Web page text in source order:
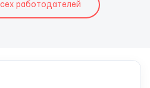
работодателей